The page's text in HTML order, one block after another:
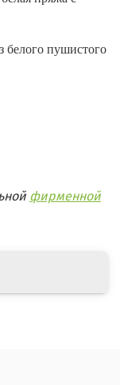
белого пушистого
фирменной